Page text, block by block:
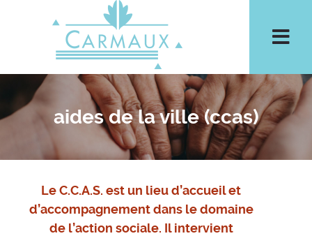
Aller à la recherche
aides de la ville (ccas)
Le C.C.A.S. est un lieu d’accueil et
d’accompagnement dans le domaine
de l’action sociale. Il intervient